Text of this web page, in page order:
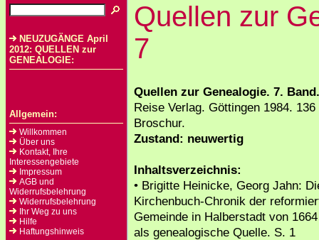
NEUZUGÄNGE April
2012: QUELLEN zur
GENEALOGIE:
Allgemein:
Willkommen
Über uns
Kontakt, Ihre
Interessengebiete
Impressum
AGB und
Widerrufsbelehrung
Widerrufsbelehrung
Ihr Weg zu uns
Hilfe
Haftungshinweis
Quellen zur
7
Quellen zur Genealogie. 7. Band.
Reise Verlag. Göttingen 1984. 136
Broschur.
Zustand: neuwertig
Inhaltsverzeichnis:
• Brigitte Heinicke, Georg Jahn:
Kirchenbuch-Chronik der
Gemeinde in Halberstadt von
als genealogische Quelle. S. 1